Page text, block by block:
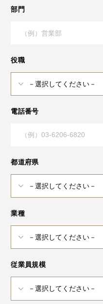
部門
役職
電話番号
都道府県
業種
従業員規模